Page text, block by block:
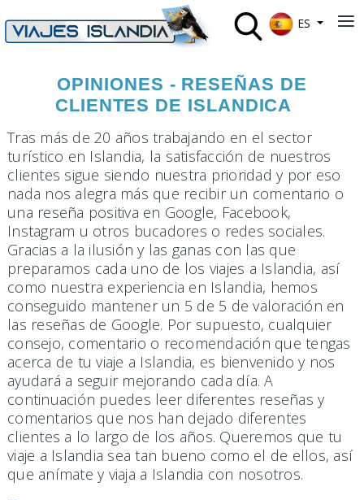
ES
OPINIONES - RESEÑAS DE
CLIENTES DE ISLANDICA
Tras más de 20 años trabajando en el sector
turístico en Islandia, la satisfacción de nuestros
clientes sigue siendo nuestra prioridad y por eso
nada nos alegra más que recibir un comentario o
una reseña positiva en Google, Facebook,
Instagram u otros bucadores o redes sociales.
Gracias a la ilusión y las ganas con las que
preparamos cada uno de los viajes a Islandia, así
como nuestra experiencia en Islandia, hemos
conseguido mantener un 5 de 5 de valoración en
las reseñas de Google. Por supuesto, cualquier
consejo, comentario o recomendación que tengas
acerca de tu viaje a Islandia, es bienvenido y nos
ayudará a seguir mejorando cada día. A
continuación puedes leer diferentes reseñas y
comentarios que nos han dejado diferentes
clientes a lo largo de los años. Queremos que tu
viaje a Islandia sea tan bueno como el de ellos, así
que anímate y viaja a Islandia con nosotros.
≡